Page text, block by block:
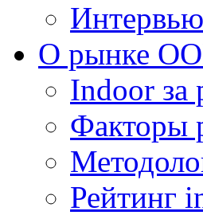
Интервью
О рынке
Indoor за
Факторы
Рейтинг